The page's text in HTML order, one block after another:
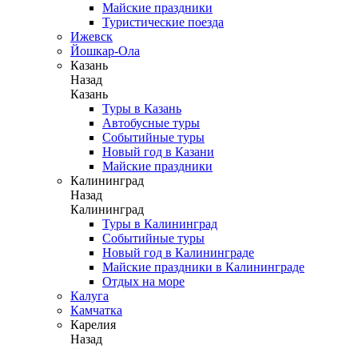
Майские праздники
Туристические поезда
Ижевск
Йошкар-Ола
Казань
Назад
Казань
Туры в Казань
Автобусные туры
Событийные туры
Новый год в Казани
Майские праздники
Калининград
Назад
Калининград
Туры в Калининград
Событийные туры
Новый год в Калининграде
Майские праздники в Калининграде
Отдых на море
Калуга
Камчатка
Карелия
Назад